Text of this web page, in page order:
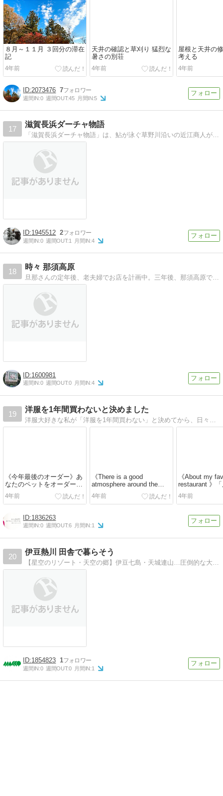
８月～１１月 ３回分の滞在
記
4年前
天井の確認と草刈り 猛烈な
暑さの別荘
4年前
屋根と天井の
考える
4年前
2073476 7
週間IN:0 週間OUT:45 月間IN:5
17
滋賀長浜ダーチャ物語
「滋賀長浜ダーチャ物語」は、鮎が泳ぐ草野川沿いの近江商人が残した古民家で、週末田舎暮らしを楽しむ30代兼業主婦の二拠点生活・デュアルライフの日記です。
1945512 2
週間IN:0 週間OUT:1 月間IN:4
18
時々 那須高原
旦那さんの定年後、老夫婦でお店を計画中。三年後、那須高原で開業する予定です。準備の事、日々の事を日記がわりにつづります。
1600981
週間IN:0 週間OUT:0 月間IN:4
19
洋服を1年間買わないと決めました
《今年最後のオーダー》あ
なたのペットをオーダーで
描く「ゆきあう」プロジェ
クト。次回は7...
4年前
《There is a good
atmosphere around the
shrine...
4年前
《About my
restaurant 》
意③」食べロ
4年前
1836263
週間IN:0 週間OUT:6 月間IN:1
20
伊豆熱川 田舎で暮らそう
1854823 1
週間IN:0 週間OUT:0 月間IN:1